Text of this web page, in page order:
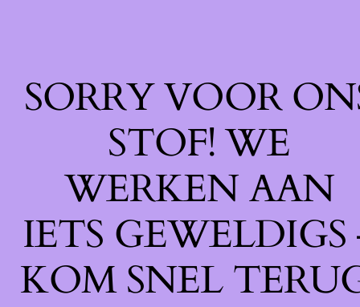
SORRY VOOR
STOF! WE
WERKEN AAN
IETS GEWELDIGS
KOM SNEL